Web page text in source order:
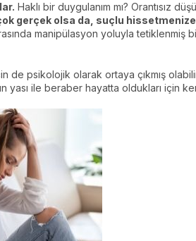
Haklı bir duygulanım mı? Orantısız
gerçek olsa da, suçlu
manipülasyon yoluyla tetiklenmiş
psikolojik olarak ortaya çıkmış
yası ile beraber hayatta oldukları için